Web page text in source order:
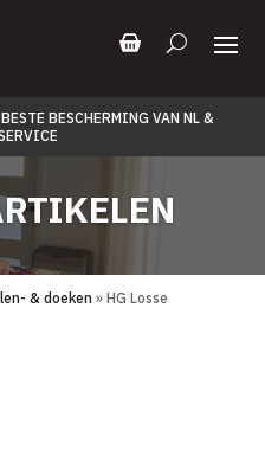
BESCHERMING VAN NL &
& doeken » HG Losse